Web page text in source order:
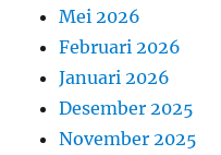
Mei 2026
Februari 2026
Januari 2026
Desember 2025
November 2025